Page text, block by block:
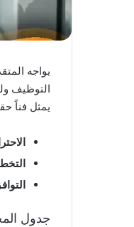
يواجه
التوظيف
يمثل فناً
جدول